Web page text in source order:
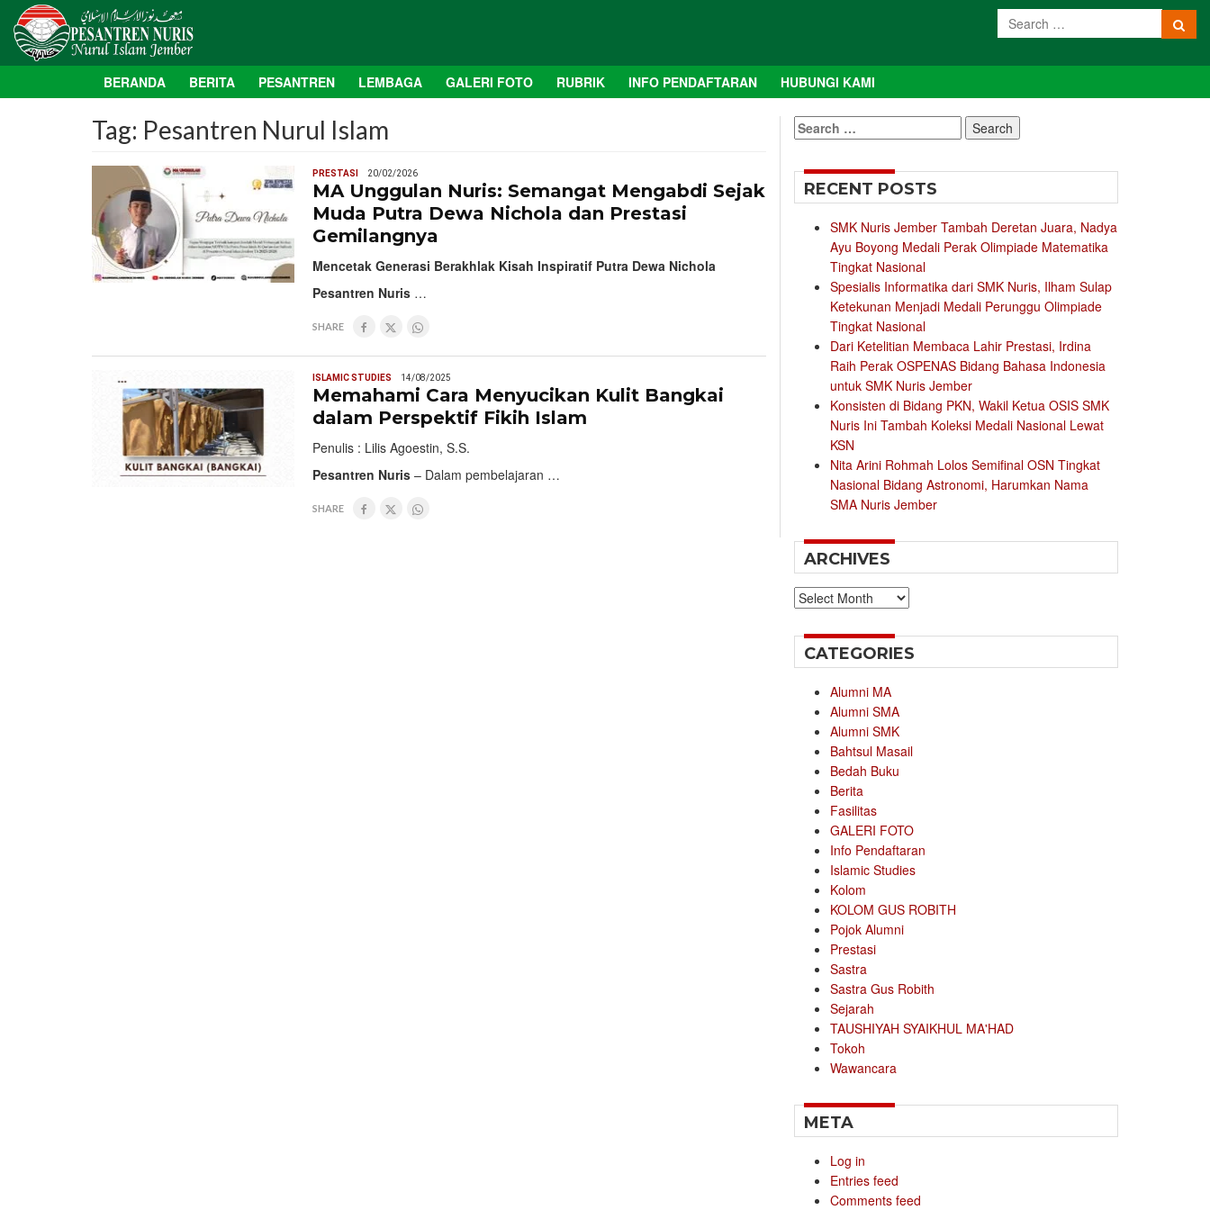
BERANDA BERITA PESANTREN LEMBAGA GALERI FOTO RUBRIK INFO PENDAFTARAN HUBUNGI KAMI
Tag: Pesantren Nurul Islam
PRESTASI 20/02/2026
MA Unggulan Nuris: Semangat Mengabdi Sejak
Muda Putra Dewa Nichola dan Prestasi
Gemilangnya
Mencetak Generasi Berakhlak Kisah Inspiratif Putra Dewa Nichola
Pesantren Nuris …
SHARE
ISLAMIC STUDIES 14/08/2025
Memahami Cara Menyucikan Kulit Bangkai
dalam Perspektif Fikih Islam
Penulis : Lilis Agoestin, S.S.
Pesantren Nuris– Dalam pembelajaran …
SHARE
Search
for:
RECENT POSTS
SMK Nuris Jember Tambah Deretan Juara, Nadya
Ayu Boyong Medali Perak Olimpiade Matematika
Tingkat Nasional
Spesialis Informatika dari SMK Nuris, Ilham Sulap
Ketekunan Menjadi Medali Perunggu Olimpiade
Tingkat Nasional
Dari Ketelitian Membaca Lahir Prestasi, Irdina
Raih Perak OSPENAS Bidang Bahasa Indonesia
untuk SMK Nuris Jember
Konsisten di Bidang PKN, Wakil Ketua OSIS SMK
Nuris Ini Tambah Koleksi Medali Nasional Lewat
KSN
Nita Arini Rohmah Lolos Semifinal OSN Tingkat
Nasional Bidang Astronomi, Harumkan Nama
SMA Nuris Jember
ARCHIVES
Archives
CATEGORIES
Alumni MA
Alumni SMA
Alumni SMK
Bahtsul Masail
Bedah Buku
Berita
Fasilitas
GALERI FOTO
Info Pendaftaran
Islamic Studies
Kolom
KOLOM GUS ROBITH
Pojok Alumni
Prestasi
Sastra
Sastra Gus Robith
Sejarah
TAUSHIYAH SYAIKHUL MA'HAD
Tokoh
Wawancara
META
Log in
Entries feed
Comments feed